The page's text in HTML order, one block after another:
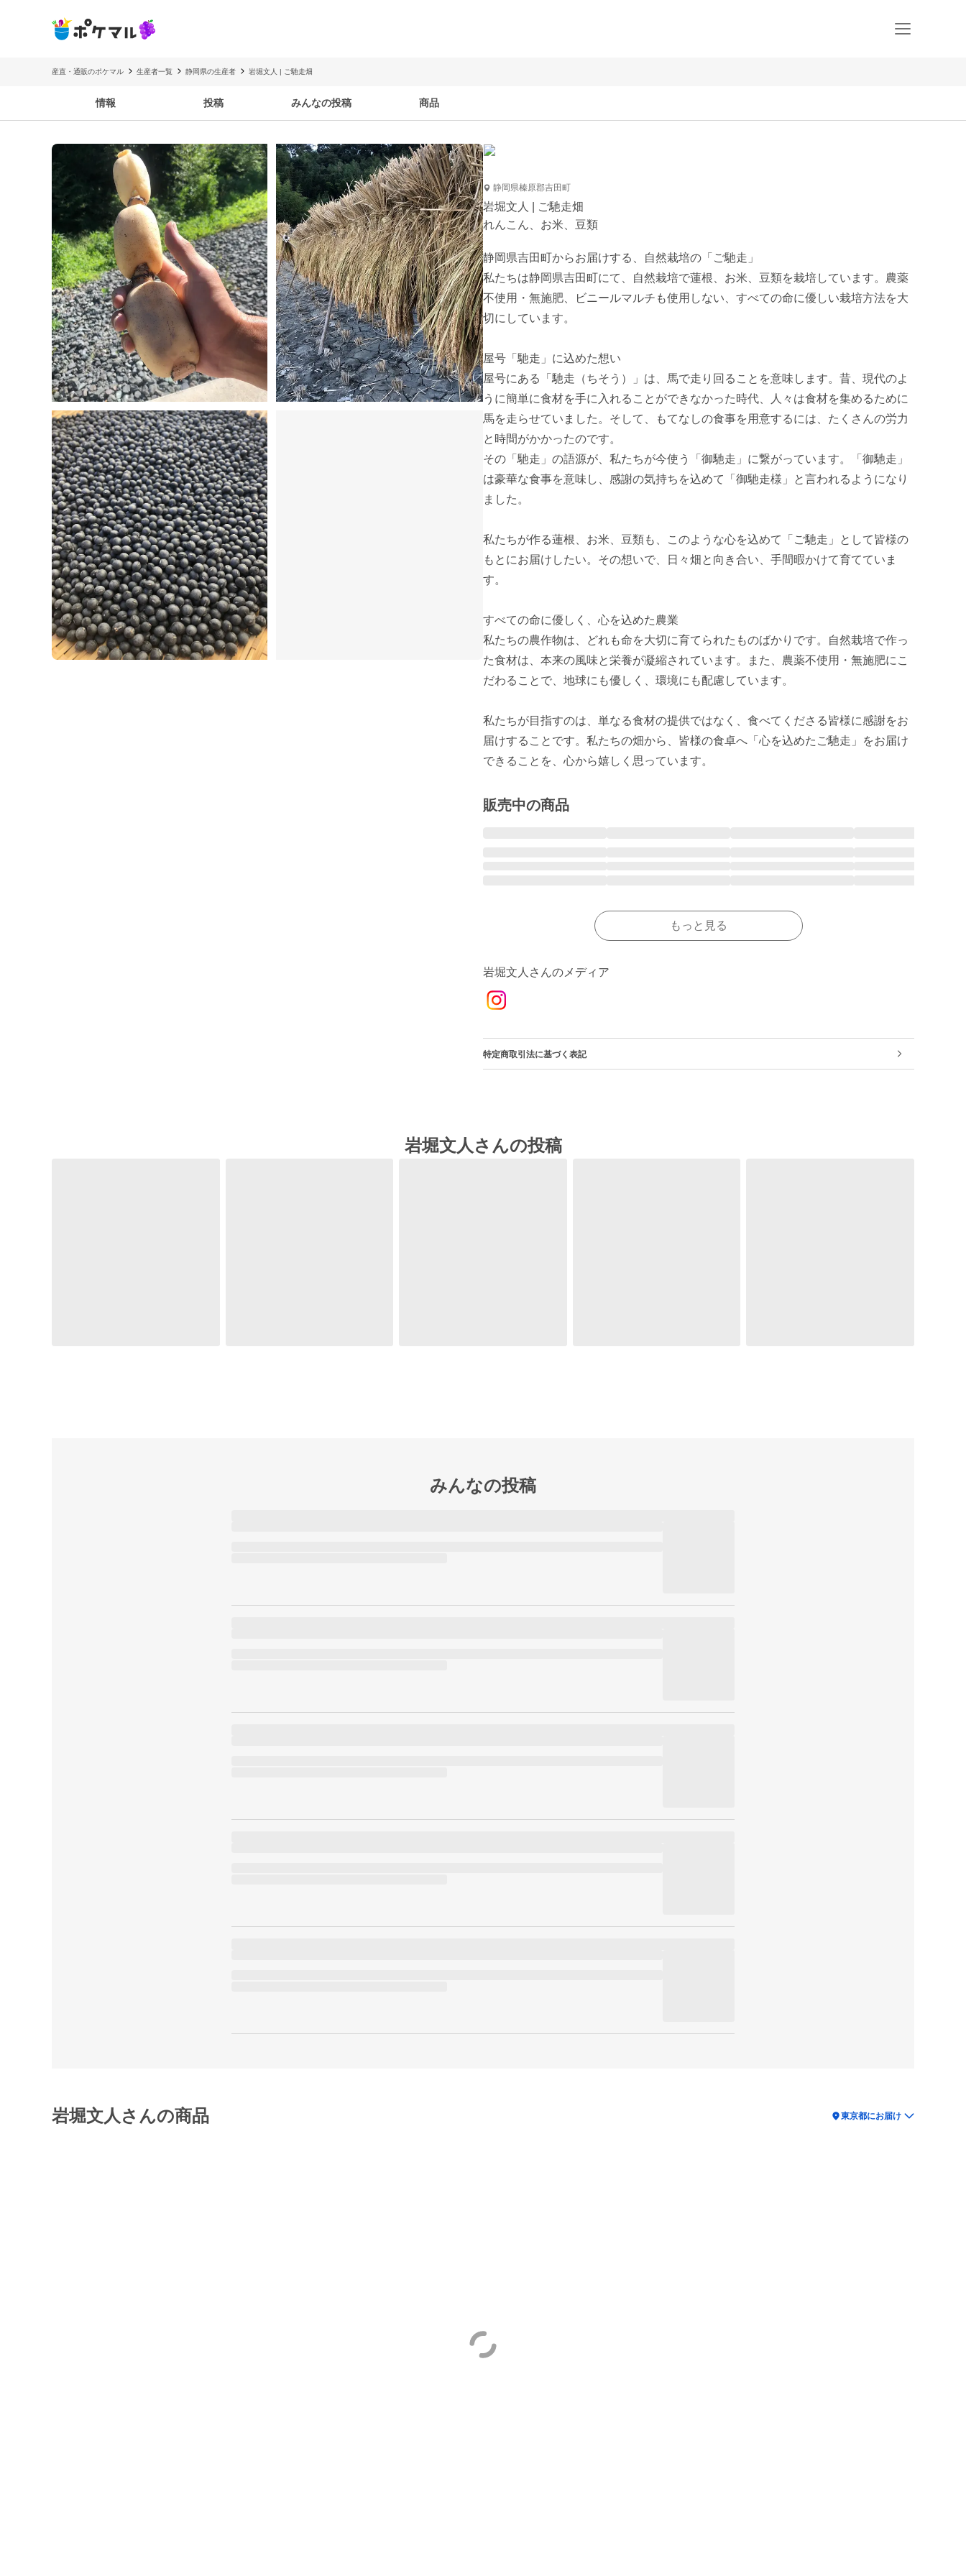
産直・通販のポケマル 生産者一覧 静岡県の生産者 岩堀文人 | ご馳走畑
情報 投稿 みんなの投稿 商品
静岡県榛原郡吉田町
岩堀文人 | ご馳走畑
れんこん、お米、豆類
静岡県吉田町からお届けする、自然栽培の「ご馳走」
私たちは静岡県吉田町にて、自然栽培で蓮根、お米、豆類を栽培しています。農薬
不使用・無施肥、ビニールマルチも使用しない、すべての命に優しい栽培方法を大
切にしています。
屋号「馳走」に込めた想い
屋号にある「馳走（ちそう）」は、馬で走り回ることを意味します。昔、現代のよ
うに簡単に食材を手に入れることができなかった時代、人々は食材を集めるために
馬を走らせていました。そして、もてなしの食事を用意するには、たくさんの労力
と時間がかかったのです。
その「馳走」の語源が、私たちが今使う「御馳走」に繋がっています。「御馳走」
は豪華な食事を意味し、感謝の気持ちを込めて「御馳走様」と言われるようになり
ました。
私たちが作る蓮根、お米、豆類も、このような心を込めて「ご馳走」として皆様の
もとにお届けしたい。その想いで、日々畑と向き合い、手間暇かけて育てていま
す。
すべての命に優しく、心を込めた農業
私たちの農作物は、どれも命を大切に育てられたものばかりです。自然栽培で作っ
た食材は、本来の風味と栄養が凝縮されています。また、農薬不使用・無施肥にこ
だわることで、地球にも優しく、環境にも配慮しています。
私たちが目指すのは、単なる食材の提供ではなく、食べてくださる皆様に感謝をお
届けすることです。私たちの畑から、皆様の食卓へ「心を込めたご馳走」をお届け
できることを、心から嬉しく思っています。
販売中の商品
もっと見る
岩堀文人さんのメディア
特定商取引法に基づく表記
岩堀文人さんの投稿
みんなの投稿
岩堀文人さんの商品 location_on東京都にお届け